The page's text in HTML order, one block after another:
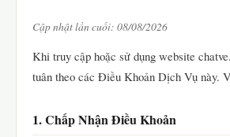
Cập nhật lần cuối: 08/08/2026
Khi truy cập hoặc sử dụng website
tuân theo các Điều Khoản Dịch Vụ này.
1. Chấp Nhận Điều Khoản